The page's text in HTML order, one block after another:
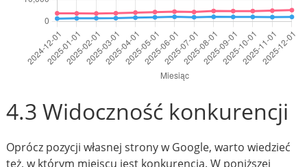
4.3 Widoczność konkurencji
Oprócz pozycji własnej strony w Google, warto wiedzieć
też, w którym miejscu jest konkurencja. W poniższej